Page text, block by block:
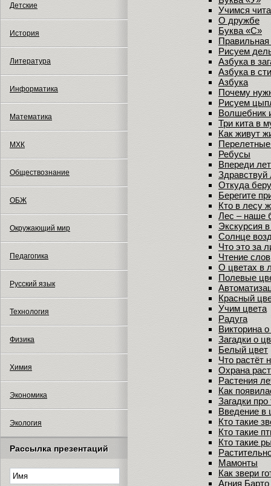
Детские
История
Литература
Информатика
Математика
МХК
Обществознание
ОБЖ
Окружающий мир
Педагогика
Русский язык
Технология
Физика
Химия
Экономика
Экология
Рассылка презентаций
Учимся
О дружбе
Буква «С»
Правильная
Рисуем
Азбука в
Азбука в
Азбука
Почему
Рисуем
Волшебник
Три кита в
Как живут
Ребусы
Впереди
Здравствуй
Откуда
Берегите
Кто в лесу
Лес – наше
Экскурсия
Солнце
Что это за
Чтение
О цветах в
Полевые
Красный
Учим цвета
Радуга
Викторина
Загадки о
Белый цвет
Что растёт
Охрана
Растения
Как
Загадки про
Введение в
Кто такие
Кто такие
Кто такие
Мамонты
Как звери
Агния Барто